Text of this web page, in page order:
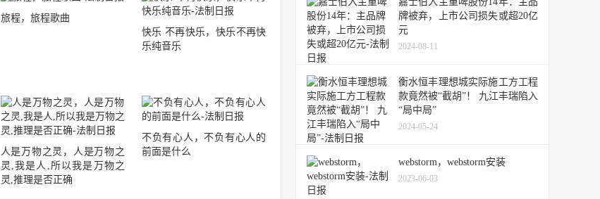
旅程，旅程歌曲
快乐 不再快乐，快乐不再快
乐纯音乐
人是万物之灵，人是万物之
灵,我是人,所以我是万物之
灵,推理是否正确
不负有心人，不负有心人的
前面是什么
牌被弃，上市公司损失或超20亿
元
2024-08-11
衡水恒丰理想城实际施工方工程
款竟然被“截胡”！ 九江丰瑞陷入
“局中局”
2024-05-24
webstorm，webstorm安装
2023-06-03